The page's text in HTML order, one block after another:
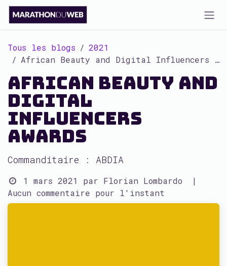
Se rendre au contenu
Tous les blogs
2021
African Beauty and Digital Influencers Awards
African Beauty and
Digital
Influencers
Awards
Commanditaire : ABDIA
1 mars 2021 par Florian Lombardo
|
Aucun commentaire pour l'instant